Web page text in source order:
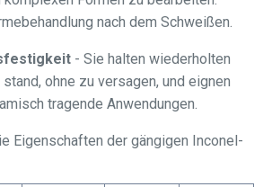
nach dem Schweißen.
- Sie halten wiederholten
ohne zu versagen, und eignen
tragende Anwendungen.
Eigenschaften der gängigen Inconel-